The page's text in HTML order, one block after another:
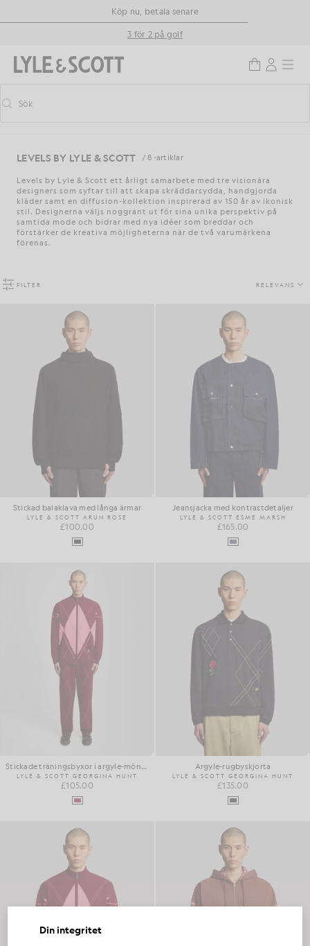
Gå direkt till huvudinnehållet
Information om tillgänglighetKöp nu, betala senare
3 för 2 på golf
Aktivera/inaktivera prediktiv sökning
Sök
LEVELS BY LYLE & SCOTT / 8 -artiklar
Levels by Lyle & Scott ett årligt samarbete med tre visionära
designers som syftar till att skapa skräddarsydda, handgjorda
kläder samt en diffusion-kollektion inspirerad av 150 år av ikonisk
stil. Designerna väljs noggrant ut för sina unika perspektiv på
samtida mode och bidrar med nya idéer som breddar och
förstärker de kreativa möjligheterna när de två varumärkena
förenas.
FILTER RELEVANS
Stickad balaklava med långa ärmar
LYLE & SCOTT ARUN ROSE
£100.00
Jeansjacka med kontrastdetaljer
LYLE & SCOTT ESME MARSH
£165.00
Stickade träningsbyxor i argyle-mönster
LYLE & SCOTT GEORGINA HUNT
£105.00
Argyle-rugbyskjorta
LYLE & SCOTT GEORGINA HUNT
£135.00
Din integritet